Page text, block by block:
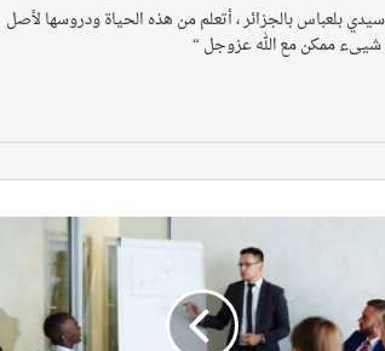
بلعباس بالجزائر ، أتعلم من هذه الحياة ودروسها لأصل
ممكن مع الله عزوجل “